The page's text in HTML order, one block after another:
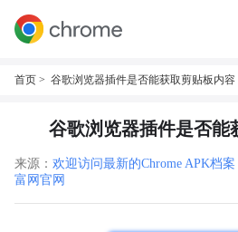
首页 > 谷歌浏览器插件是否能获取剪贴板内容
谷歌浏览器插件是否能
来源： 欢迎访问最新的Chrome APK档
富网官网